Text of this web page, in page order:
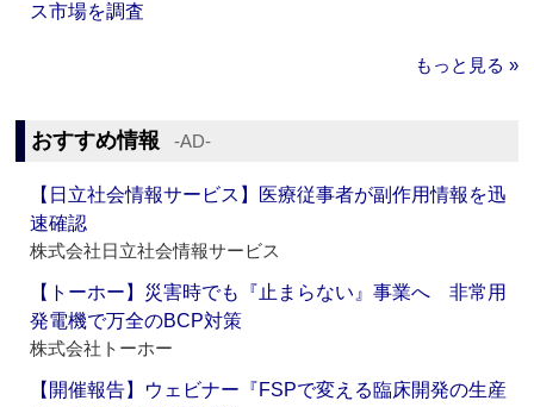
ス市場を調査
もっと見る »
おすすめ情報 ‐AD‐
【日立社会情報サービス】医療従事者が副作用情報を迅
速確認
株式会社日立社会情報サービス
【トーホー】災害時でも『止まらない』事業へ 非常用
発電機で万全のBCP対策
株式会社トーホー
【開催報告】ウェビナー『FSPで変える臨床開発の生産